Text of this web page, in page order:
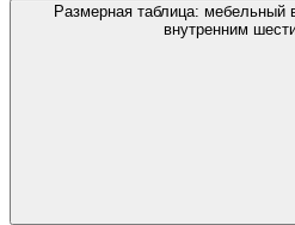
Размерная таблица: мебельный
внутренним